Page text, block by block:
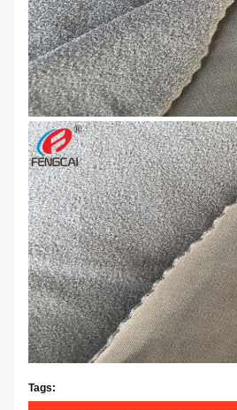
Tags: